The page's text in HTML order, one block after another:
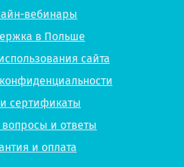
вебинары
в Польше
сайта
сертификаты
и ответы
и оплата